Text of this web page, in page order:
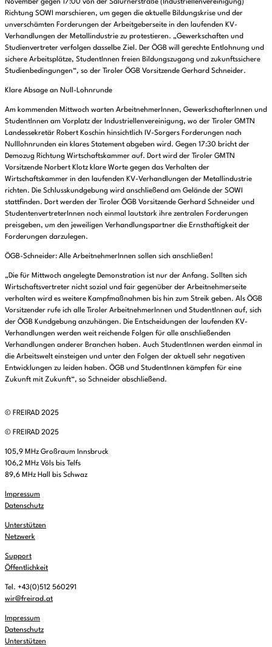
November gegen 17:00 von der Salurnerstraße (Industriellenvereinigung)
Richtung SOWI marschieren, um gegen die aktuelle Bildungskrise und der
unverschämten Forderungen der Arbeitgeberseite in den laufenden KV-
Verhandlungen der Metallindustrie zu protestieren. „Gewerkschaften und
Studienvertreter verfolgen dasselbe Ziel. Der ÖGB will gerechte Entlohnung und
sichere Arbeitsplätze, StudentInnen freien Bildungszugang und zukunftssichere
Studienbedingungen“, so der Tiroler ÖGB Vorsitzende Gerhard Schneider.
Klare Absage an Null-Lohnrunde
Am kommenden Mittwoch warten ArbeitnehmerInnen, GewerkschafterInnen und
StudentInnen am Vorplatz der Industriellenvereinigung, wo der Tiroler GMTN
Landessekretär Robert Koschin hinsichtlich IV-Sorgers Forderungen nach
Nulllohnrunden ein klares Statement abgeben wird. Gegen 17:30 bricht der
Demozug Richtung Wirtschaftskammer auf. Dort wird der Tiroler GMTN
Vorsitzende Norbert Klotz klare Worte gegen das Verhalten der
Wirtschaftskammer in den laufenden KV-Verhandlungen der Metallindustrie
richten. Die Schlusskundgebung wird anschließend am Gelände der SOWI
stattfinden. Dort werden der Tiroler ÖGB Vorsitzende Gerhard Schneider und
StudentenvertreterInnen noch einmal lautstark ihre zentralen Forderungen
preisgeben, um den jeweiligen Verhandlungspartner die Ernsthaftigkeit der
Forderungen darzulegen.
ÖGB-Schneider: Alle ArbeitnehmerInnen sollen sich anschließen!
„Die für Mittwoch angelegte Demonstration ist nur der Anfang. Sollten sich
Wirtschaftsvertreter nicht sozial und fair gegenüber der Arbeitnehmerseite
verhalten wird es weitere Kampfmaßnahmen bis hin zum Streik geben. Als ÖGB
Vorsitzender rufe ich alle Tiroler ArbeitnehmerInnen und StudentInnen auf, sich
der ÖGB Kundgebung anzuhängen. Die Entscheidungen der laufenden KV-
Verhandlungen werden weit reichende Folgen für alle anschließenden
Verhandlungen anderer Branchen haben. Auch StudentInnen werden einmal in
die Arbeitswelt einsteigen und unter den Folgen der aktuell sehr negativen
Entwicklungen zu leiden haben. ÖGB und StudentInnen kämpfen für eine
Zukunft mit Zukunft“, so Schneider abschließend.
© FREIRAD 2025
© FREIRAD 2025
105,9 MHz Großraum Innsbruck
106,2 MHz Völs bis Telfs
89,6 MHz Hall bis Schwaz
Impressum
Datenschutz
Unterstützen
Netzwerk
Support
Öffentlichkeit
Tel. +43(0)512 560291
wir@freirad.at
Impressum
Datenschutz
Unterstützen